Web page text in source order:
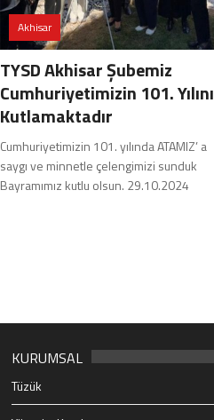
Akhisar
TYSD Akhisar Şubemiz
Cumhuriyetimizin 101. Yılını
Kutlamaktadır
Cumhuriyetimizin 101. yılında ATAMIZ’ a
saygı ve minnetle çelengimizi sunduk
Bayramımız kutlu olsun. 29.10.2024
KURUMSAL
Tüzük